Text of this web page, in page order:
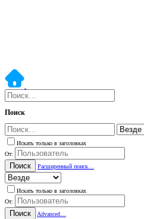
Поиск
Искать только в заголовках
От:
Поиск Расширенный поиск…
Искать только в заголовках
От:
Поиск
Advanced…